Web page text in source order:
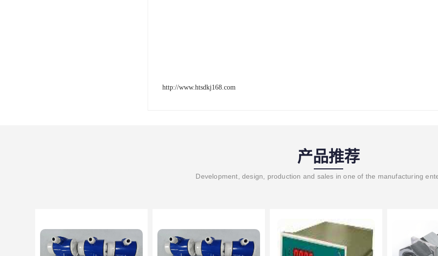
http://www.htsdkj168.com
产品推荐
Development, design, production and sales in one of the manufacturing